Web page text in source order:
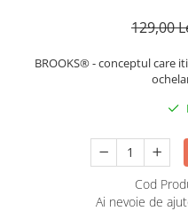
129,00
BROOKS® - conceptul care
Cod
Ai nevoie de